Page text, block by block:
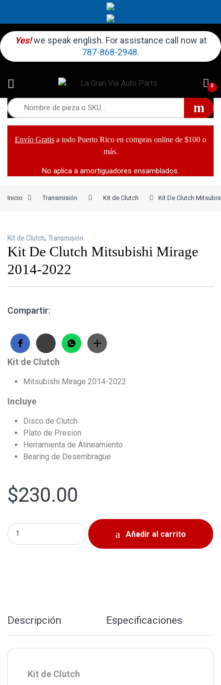
Yes! we speak english. For assistance call now at
787-868-2948.
0
Envío Gratis a todo Puerto Rico en compras online de $100 o
más.
No aplica a amortiguadores ensamblados.
Inicio Transmisión Kit de Clutch Kit De Clutch
Kit de Clutch, Transmisión
Kit De Clutch Mitsubishi Mirage
2014-2022
Compartir:
Kit de Clutch
Mitsubishi Mirage 2014-2022
Incluye
Disco de Clutch
Plato de Presion
Herramienta de Alineamiento
Bearing de Desembrague
$230.00
Kit De Clutch Mitsubishi Mirage 2014-2022 quantity
Añadir al carrito
Descripción Especificaciones
Kit de Clutch